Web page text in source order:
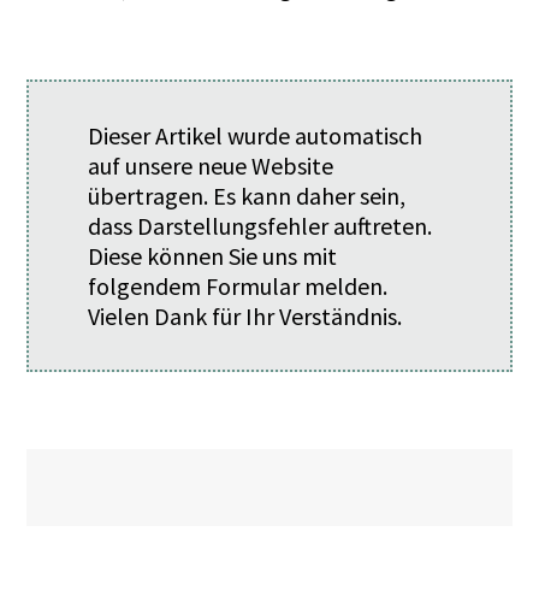
Dieser Artikel wurde automatisch
auf unsere neue Website
übertragen. Es kann daher sein,
dass Darstellungsfehler auftreten.
Diese können Sie uns mit
folgendem Formularmelden.
Vielen Dank für Ihr Verständnis.